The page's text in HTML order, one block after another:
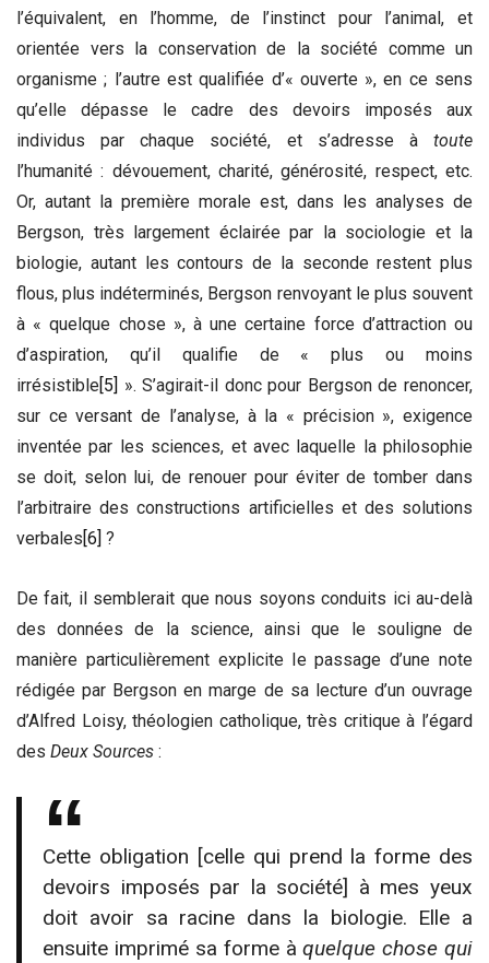
l’équivalent, en l’homme, de l’instinct pour l’animal, et
orientée vers la conservation de la société comme un
organisme ; l’autre est qualifiée d’« ouverte », en ce sens
qu’elle dépasse le cadre des devoirs imposés aux
individus par chaque société, et s’adresse à toute
l’humanité : dévouement, charité, générosité, respect, etc.
Or, autant la première morale est, dans les analyses de
Bergson, très largement éclairée par la sociologie et la
biologie, autant les contours de la seconde restent plus
flous, plus indéterminés, Bergson renvoyant le plus souvent
à « quelque chose », à une certaine force d’attraction ou
d’aspiration, qu’il qualifie de « plus ou moins
irrésistible[5] ». S’agirait-il donc pour Bergson de renoncer,
sur ce versant de l’analyse, à la « précision », exigence
inventée par les sciences, et avec laquelle la philosophie
se doit, selon lui, de renouer pour éviter de tomber dans
l’arbitraire des constructions artificielles et des solutions
verbales[6] ?
De fait, il semblerait que nous soyons conduits ici au-delà
des données de la science, ainsi que le souligne de
manière particulièrement explicite le passage d’une note
rédigée par Bergson en marge de sa lecture d’un ouvrage
d’Alfred Loisy, théologien catholique, très critique à l’égard
des Deux Sources :
Cette obligation [celle qui prend la forme des
devoirs imposés par la société] à mes yeux
doit avoir sa racine dans la biologie. Elle a
ensuite imprimé sa forme àquelque chose qui